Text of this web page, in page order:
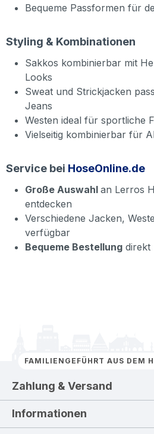
Bequeme Passformen für
Styling & Kombinationen
Sakkos kombinierbar mit
Looks
Sweat und Strickjacken
Jeans
Westen ideal für sportliche
Vielseitig kombinierbar für
Service bei HoseOnline.de
Große Auswahl an Lerros
entdecken
Verschiedene Jacken,
verfügbar
Bequeme Bestellung direkt
FAMILIENGEFÜHRT AUS DEM
Zahlung & Versand
Informationen